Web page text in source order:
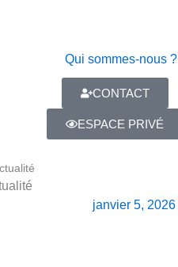
Qui sommes-nous ?
CONTACT
ESPACE PRIVÉ
janvier 5, 2026